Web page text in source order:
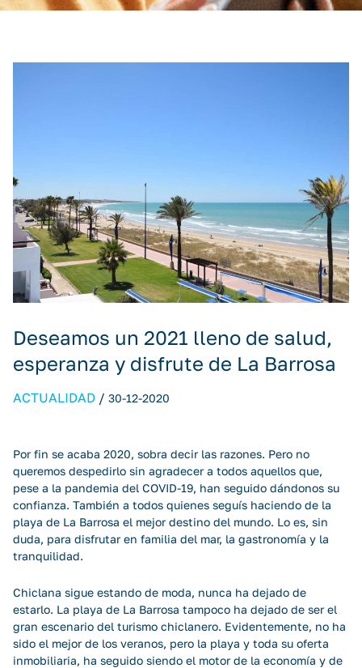
Deseamos un 2021 lleno de salud,
esperanza y disfrute de La Barrosa
ACTUALIDAD / 30-12-2020
Por fin se acaba 2020, sobra decir las razones. Pero no
queremos despedirlo sin agradecer a todos aquellos que,
pese a la pandemia del COVID-19, han seguido dándonos su
confianza. También a todos quienes seguís haciendo de la
playa de La Barrosa el mejor destino del mundo. Lo es, sin
duda, para disfrutar en familia del mar, la gastronomía y la
tranquilidad.
Chiclana sigue estando de moda, nunca ha dejado de
estarlo. La playa de La Barrosa tampoco ha dejado de ser el
gran escenario del turismo chiclanero. Evidentemente, no ha
sido el mejor de los veranos, pero la playa y toda su oferta
inmobiliaria, ha seguido siendo el motor de la economía y de